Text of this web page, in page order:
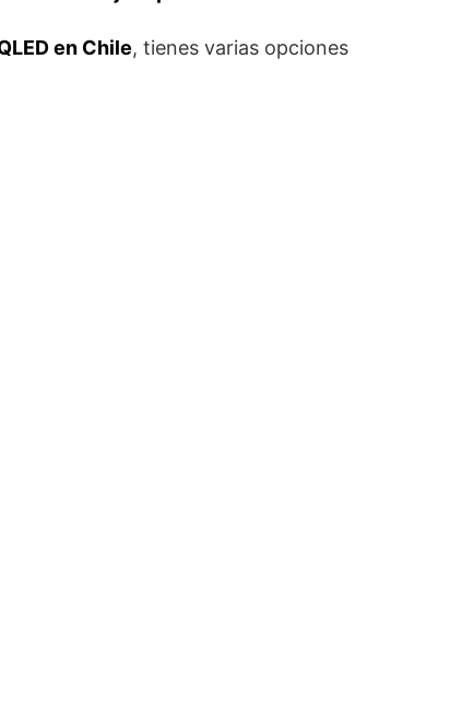
en Chile, tienes varias opciones